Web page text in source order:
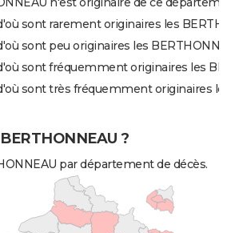
sont rarement originaires les
sont peu originaires les
sont fréquemment originaires les
sont très fréquemment originaires
?
par département de décès.